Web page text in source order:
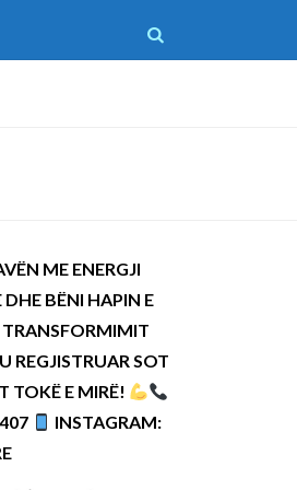
ME ENERGJI
BËNI HAPIN E
TRANSFORMIMIT
REGJISTRUAR SOT
TOKË E MIRË!
INSTAGRAM: